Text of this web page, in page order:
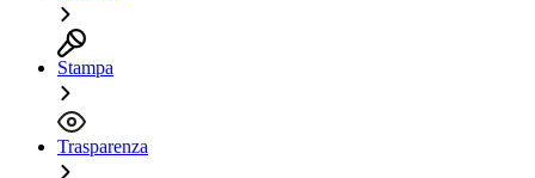
Stampa
Trasparenza